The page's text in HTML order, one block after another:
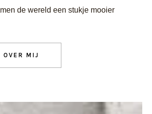
de wereld een stukje mooier
OVER MIJ